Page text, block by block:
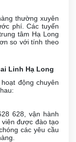
thường xuyên
phí. Các tuyến
tâm Hạ Long
so với tính theo
Linh Hạ Long
động chuyên
628, vận hành
viên được đào tạo
các yêu cầu